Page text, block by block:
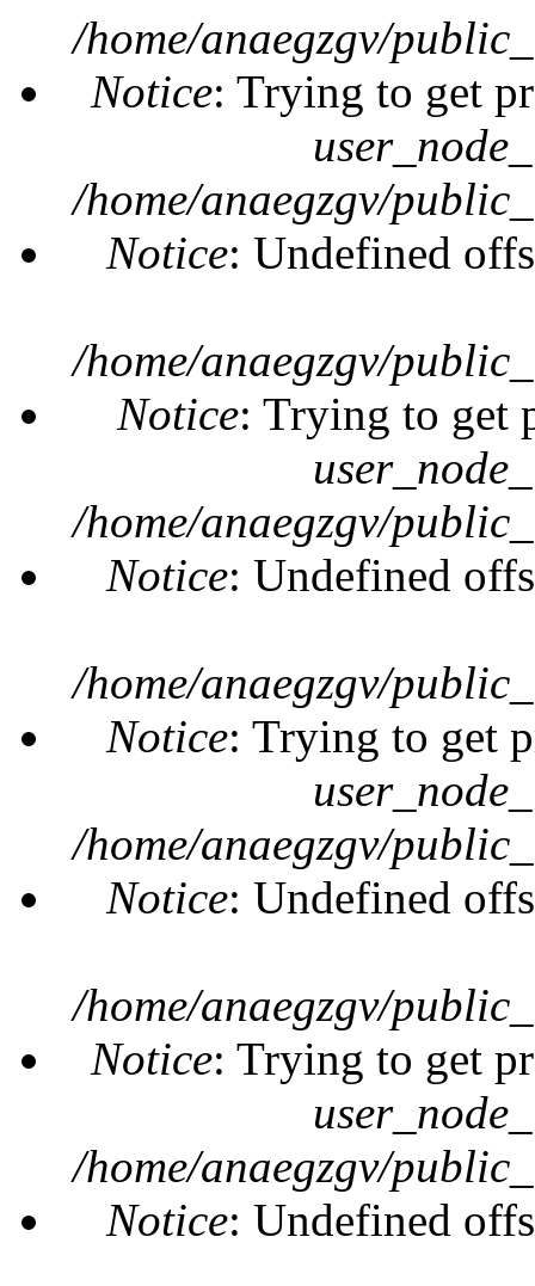
/home/anaegzgv/
Notice: Trying to get
/home/anaegzgv/
Notice: Undefined
/home/anaegzgv/
Notice: Trying to get
/home/anaegzgv/
Notice: Undefined
/home/anaegzgv/
Notice: Trying to get
/home/anaegzgv/
Notice: Undefined
/home/anaegzgv/
Notice: Trying to get
/home/anaegzgv/
Notice: Undefined